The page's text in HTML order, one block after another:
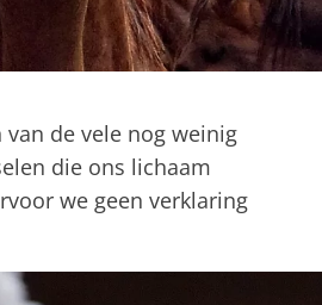
de vele nog weinig
die ons lichaam
we geen verklaring